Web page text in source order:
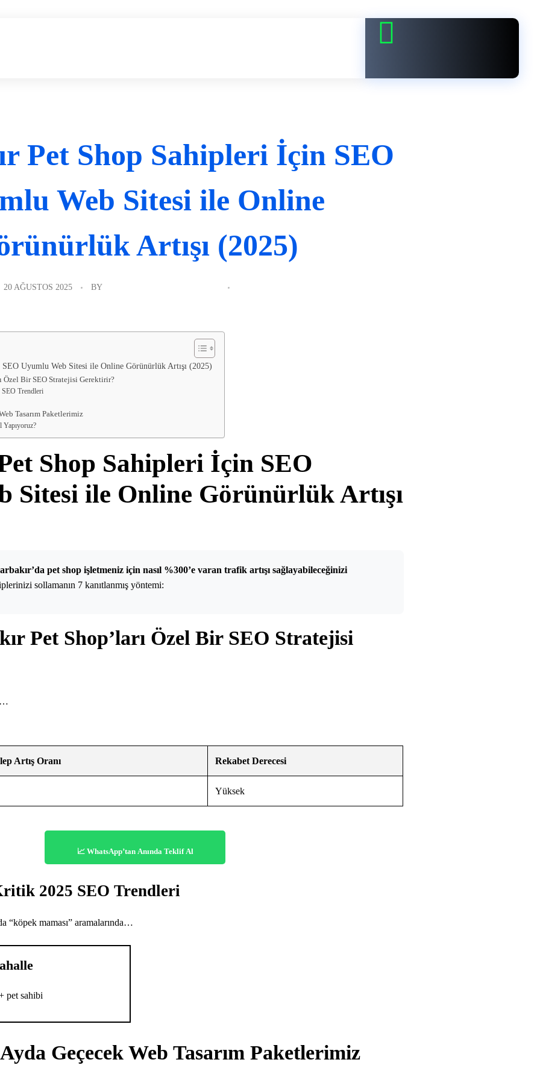
Pet Shop Sahipleri İçin SEO
Web Sitesi ile Online
Artışı (2025)
20 AĞUSTOS 2025 BY
Uyumlu Web Sitesi ile Online Görünürlük Artışı (2025)
Özel Bir SEO Stratejisi Gerektirir?
Trendleri
Tasarım Paketlerimiz
Yapıyoruz?
Shop Sahipleri İçin SEO
Sitesi ile Online Görünürlük Artışı
pet shop işletmeniz için nasıl %300’e varan trafik artışı sağlayabileceğinizi
sollamanın 7 kanıtlanmış yöntemi:
Pet Shop’ları Özel Bir SEO Stratejisi
Artış Oranı Rekabet Derecesi
Yüksek
📈 WhatsApp’tan Anında Teklif Al
2025 SEO Trendleri
“köpek maması” aramalarında…
pet sahibi
Geçecek Web Tasarım Paketlerimiz